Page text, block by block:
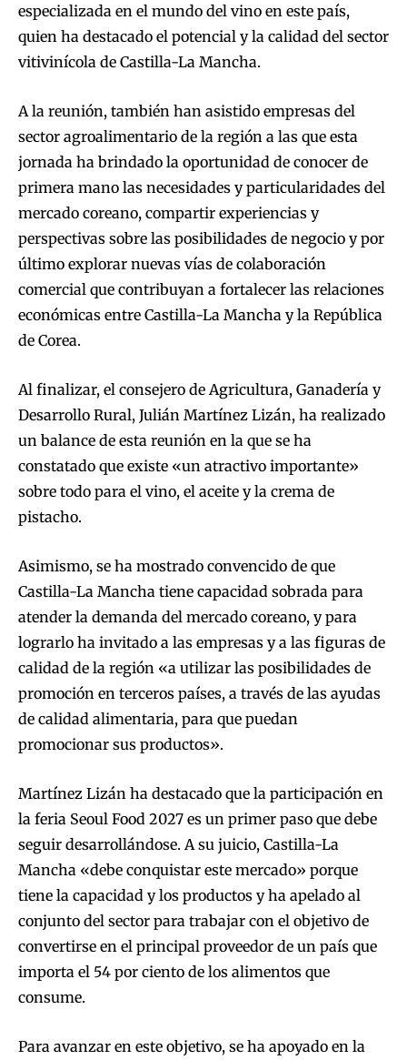
especializada en el mundo del vino en este país,
quien ha destacado el potencial y la calidad del sector
vitivinícola de Castilla-La Mancha.
A la reunión, también han asistido empresas del
sector agroalimentario de la región a las que esta
jornada ha brindado la oportunidad de conocer de
primera mano las necesidades y particularidades del
mercado coreano, compartir experiencias y
perspectivas sobre las posibilidades de negocio y por
último explorar nuevas vías de colaboración
comercial que contribuyan a fortalecer las relaciones
económicas entre Castilla-La Mancha y la República
de Corea.
Al finalizar, el consejero de Agricultura, Ganadería y
Desarrollo Rural, Julián Martínez Lizán, ha realizado
un balance de esta reunión en la que se ha
constatado que existe «un atractivo importante»
sobre todo para el vino, el aceite y la crema de
pistacho.
Asimismo, se ha mostrado convencido de que
Castilla-La Mancha tiene capacidad sobrada para
atender la demanda del mercado coreano, y para
lograrlo ha invitado a las empresas y a las figuras de
calidad de la región «a utilizar las posibilidades de
promoción en terceros países, a través de las ayudas
de calidad alimentaria, para que puedan
promocionar sus productos».
Martínez Lizán ha destacado que la participación en
la feria Seoul Food 2027 es un primer paso que debe
seguir desarrollándose. A su juicio, Castilla-La
Mancha «debe conquistar este mercado» porque
tiene la capacidad y los productos y ha apelado al
conjunto del sector para trabajar con el objetivo de
convertirse en el principal proveedor de un país que
importa el 54 por ciento de los alimentos que
consume.
Para avanzar en este objetivo, se ha apoyado en la